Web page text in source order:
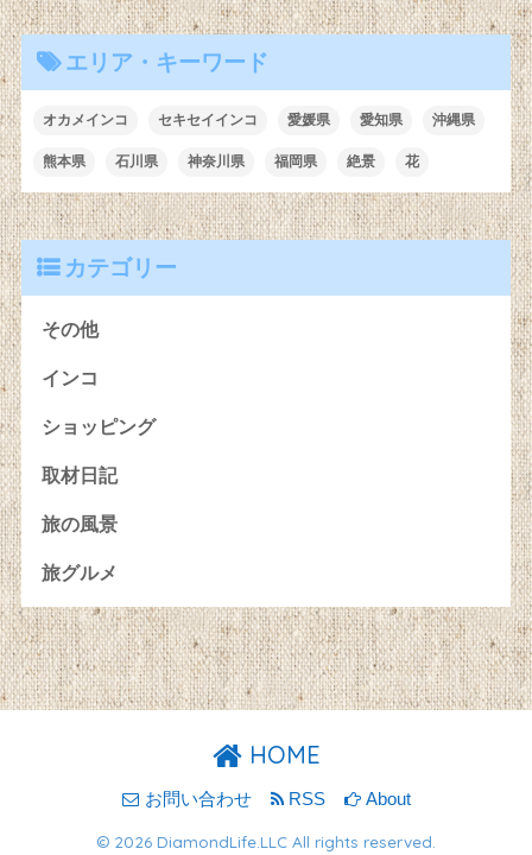
エリア・キーワード
オカメインコ セキセイインコ 愛媛県 愛知県 沖縄県
熊本県 石川県 神奈川県 福岡県 絶景 花
カテゴリー
その他
インコ
ショッピング
取材日記
旅の風景
旅グルメ
HOME
お問い合わせ RSS About
© 2026 DiamondLife.LLC All rights reserved.